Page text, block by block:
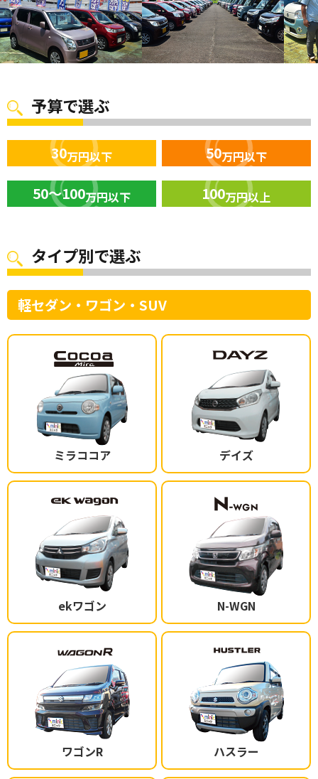
予算で選ぶ
30万円以下 50万円以下
50～100万円以下 100万円以上
タイプ別で選ぶ
軽セダン・ワゴン・SUV
ミラココア デイズ
ekワゴン N-WGN
ワゴンR ハスラー